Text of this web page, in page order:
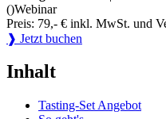
()Webinar
Preis: 79,- € inkl. MwSt. und
❱ Jetzt buchen
Inhalt
Tasting-Set Angebot